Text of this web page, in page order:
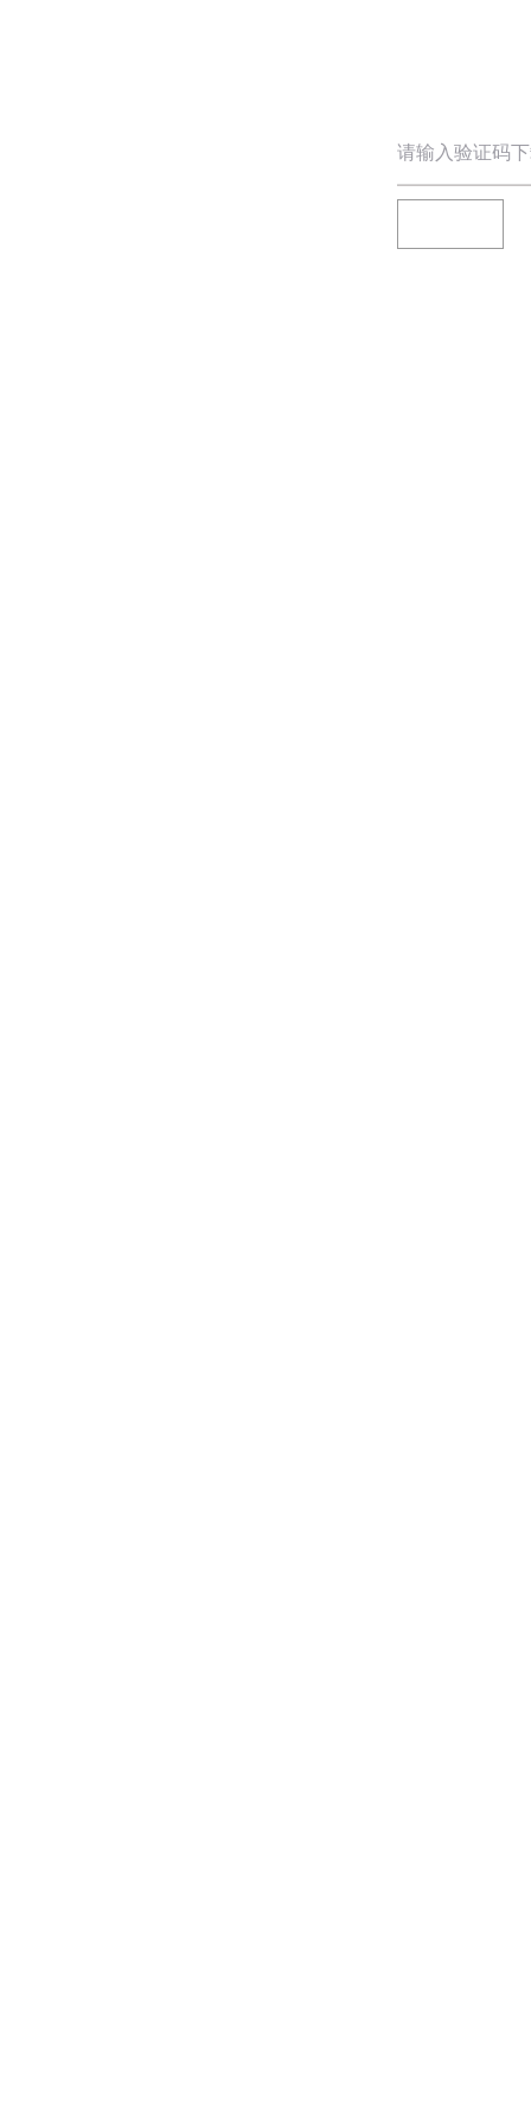
请输入验证码